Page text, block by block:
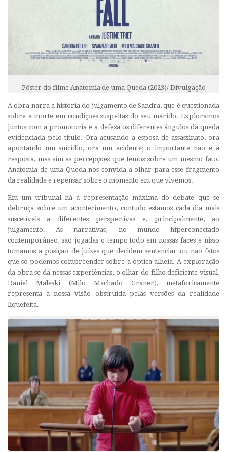
Pôster do filme Anatomia de uma Queda (2023)/ Divulgação
A obra narra a história do julgamento de Sandra, que é questionada
sobre a morte em condições suspeitas do seu marido. Exploramos
juntos com a promotoria e a defesa os diferentes ângulos da queda
evidenciada pelo título. Ora acusando a esposa de assassinato, ora
apontando um suícidio, ora um acidente; o importante não é a
resposta, mas sim as percepções que temos sobre um mesmo fato.
Anatomia de uma Queda nos convida a olhar para esse fragmento
da realidade e repensar sobre o momento em que vivemos.
Em um tribunal há a representação máxima do debate que se
debruça sobre um acontecimento, contudo estamos cada dia mais
suscetíveis a diferentes perspectivas e, principalmente, ao
julgamento. As narrativas, no mundo hiperconectado
contemporâneo, são jogadas o tempo todo em nossas faces e nisso
tomamos a posição de juízes que decidem sentenciar ou não fatos
que só podemos compreender sobre a óptica alheia. A exploração
da obra se dá nessas experiências, o olhar do filho deficiente visual,
Daniel Maleski (Milo Machado Graner), metaforicamente
representa a nossa visão obstruída pelas versões da realidade
liquefeita.